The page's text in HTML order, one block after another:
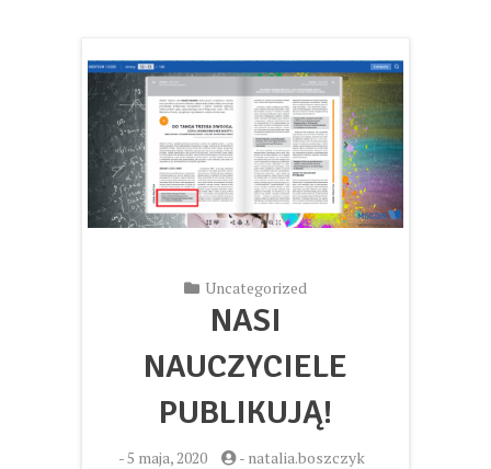
Uncategorized
NASI
NAUCZYCIELE
PUBLIKUJĄ!
-5 maja, 2020 - natalia.boszczyk